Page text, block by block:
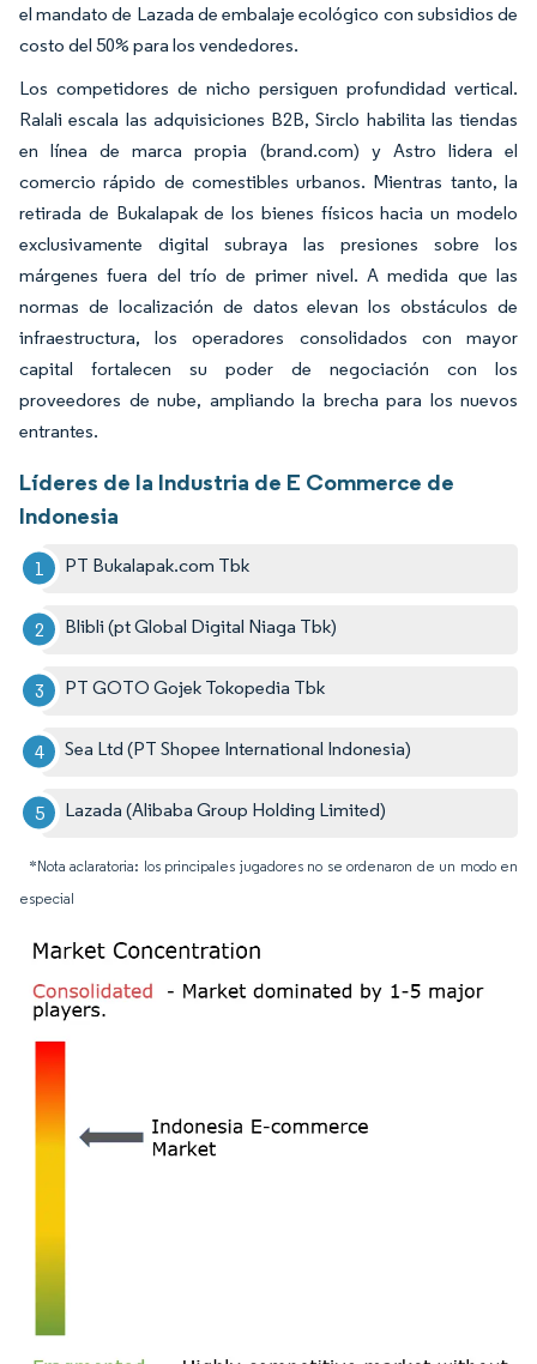
el mandato de Lazada de embalaje ecológico con subsidios de
costo del 50% para los vendedores.
Los competidores de nicho persiguen profundidad vertical.
Ralali escala las adquisiciones B2B, Sirclo habilita las tiendas
en línea de marca propia (brand.com) y Astro lidera el
comercio rápido de comestibles urbanos. Mientras tanto, la
retirada de Bukalapak de los bienes físicos hacia un modelo
exclusivamente digital subraya las presiones sobre los
márgenes fuera del trío de primer nivel. A medida que las
normas de localización de datos elevan los obstáculos de
infraestructura, los operadores consolidados con mayor
capital fortalecen su poder de negociación con los
proveedores de nube, ampliando la brecha para los nuevos
entrantes.
Líderes de la Industria de E Commerce de
Indonesia
PT Bukalapak.com Tbk
Blibli (pt Global Digital Niaga Tbk)
PT GOTO Gojek Tokopedia Tbk
Sea Ltd (PT Shopee International Indonesia)
Lazada (Alibaba Group Holding Limited)
*Nota aclaratoria: los principales jugadores no se ordenaron de un modo en
especial